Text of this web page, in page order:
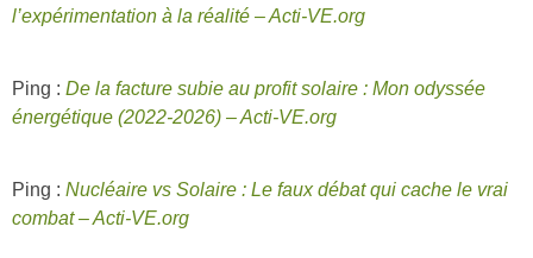
l’expérimentation à la réalité – Acti-VE.org
Ping : De la facture subie au profit solaire : Mon odyssée
énergétique (2022-2026) – Acti-VE.org
Ping : Nucléaire vs Solaire : Le faux débat qui cache le vrai
combat – Acti-VE.org